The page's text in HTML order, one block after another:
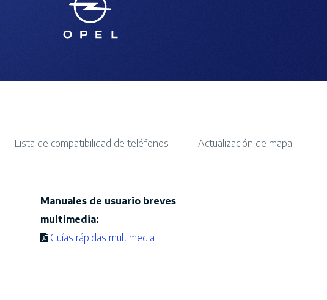
Lista de compatibilidad de teléfonos Actualización de mapa
Manuales de usuario breves
multimedia:
Guías rápidas multimedia